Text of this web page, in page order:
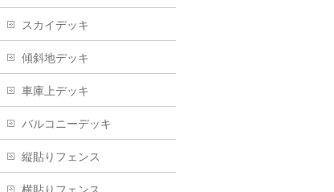
スカイデッキ
傾斜地デッキ
車庫上デッキ
バルコニーデッキ
縦貼りフェンス